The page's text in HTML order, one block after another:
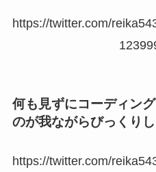
https://twitter.com/
何も見ずにコーディン
のが我ながらびっくり
https://twitter.com/